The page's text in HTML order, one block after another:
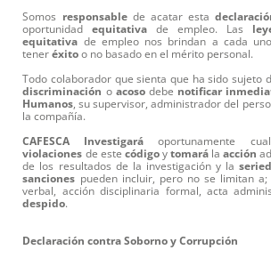
Somos responsablede acatar esta
oportunidadequitativa de empleo. Las
equitativa de empleo nos brindan a cada
teneréxito o no basado en el mérito personal.
Todo colaborador que sienta que ha sido sujeto
discriminación o acosodebe notificar
Humanos, su supervisor, administrador del
la compañía.
CAFESCA
Investigará oportunamente
violaciones de este códigoytomará laacción
de los resultados de la investigación y la
sanciones pueden incluir, pero no se limitan
verbal, acción disciplinaria formal, acta
despido.
Declaración contra Soborno y Corrupción